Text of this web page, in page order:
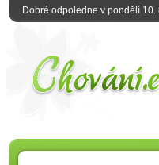
Dobré odpoledne v pondělí 10.